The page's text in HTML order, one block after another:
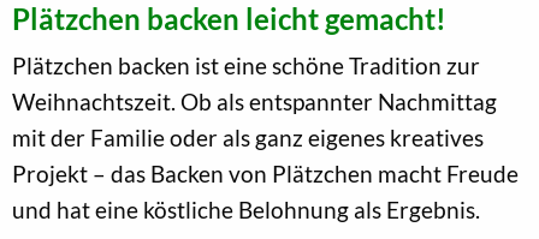
Plätzchen backen leicht gemacht!
Plätzchen backen ist eine schöne Tradition zur
Weihnachtszeit. Ob als entspannter Nachmittag
mit der Familie oder als ganz eigenes kreatives
Projekt – das Backen von Plätzchen macht Freude
und hat eine köstliche Belohnung als Ergebnis.